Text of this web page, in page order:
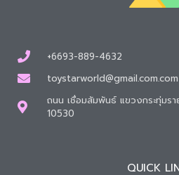
+6693-889-4632
toystarworld@gmail.com.com
ถนน เชื่อมสัมพันธ์ แขวงกระทุ่มร
10530
QUICK